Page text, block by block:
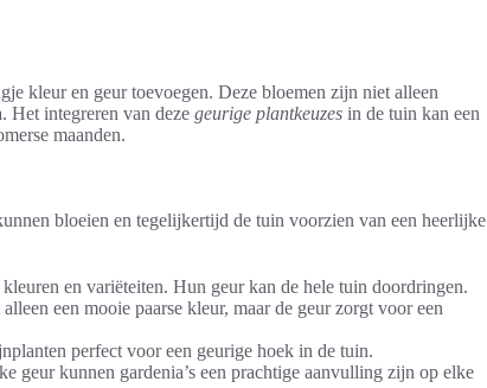
kleur en geur toevoegen. Deze bloemen zijn niet alleen
Het integreren van deze geurige plantkeuzes in de tuin kan een
maanden.
bloeien en tegelijkertijd de tuin voorzien van een heerlijke
en variëteiten. Hun geur kan de hele tuin doordringen.
een mooie paarse kleur, maar de geur zorgt voor een
perfect voor een geurige hoek in de tuin.
geur kunnen gardenia’s een prachtige aanvulling zijn op elke